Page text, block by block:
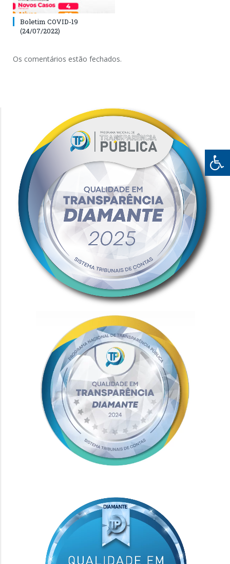
Boletim COVID-19
(24/07/2022)
Os comentários estão fechados.